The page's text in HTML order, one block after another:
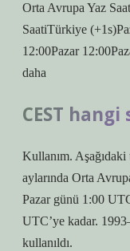
Orta Avrupa Yaz
SaatiTürkiye
12:00Pazar
daha
CEST
Kullanım.
aylarında Orta
Pazar günü 1:00
UTC’ye kadar.
kullanıldı.